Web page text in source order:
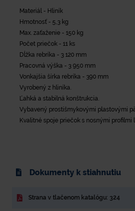
Materiál - Hliník
Hmotnosť - 5,3 kg
Max. zaťaženie - 150 kg
Počet priečok - 11 ks
Dĺžka rebríka - 3 120 mm
Pracovná výška - 3 950 mm
Vonkajšia šírka rebríka - 390 mm
Vyrobený z hliníka.
Ľahká a stabilná konštrukcia.
Vybavený prostišmykovými plastovými
Kvalitné spoje priečok s nosnými profilmi
Dokumenty k stiahnutiu
Strana v tlačenom katalógu: 324